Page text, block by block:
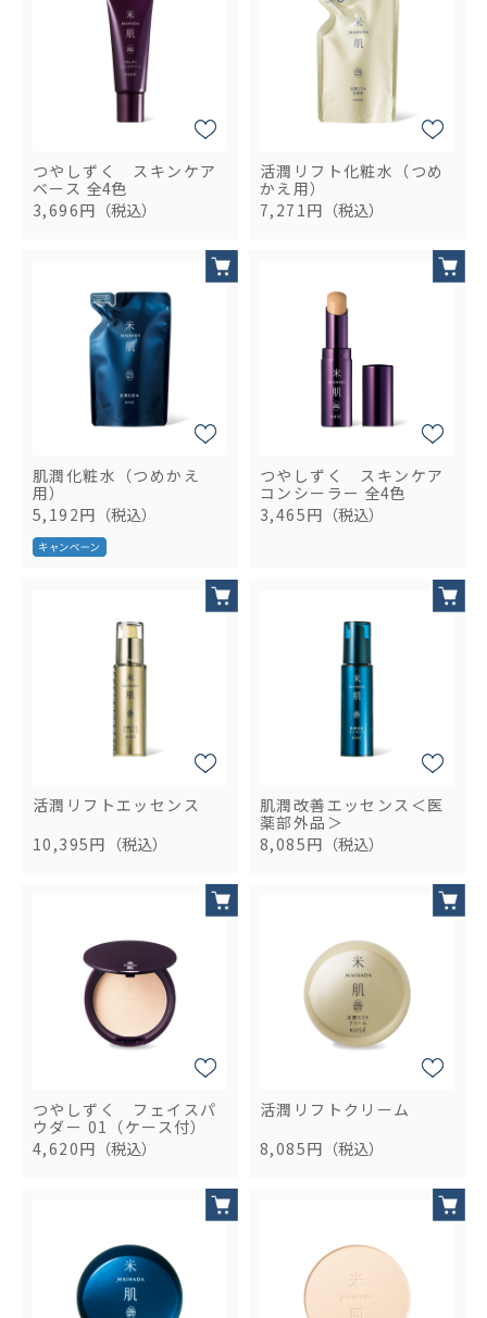
つやしずく スキンケア
ベース 全4色
3,696円 （税込）
活潤リフト化粧水（つめ
かえ用）
7,271円 （税込）
肌潤化粧水（つめかえ
用）
5,192円 （税込）
つやしずく スキンケア
コンシーラー 全4色
3,465円 （税込）
活潤リフトエッセンス
10,395円 （税込）
肌潤改善エッセンス＜医
薬部外品＞
8,085円 （税込）
つやしずく フェイスパ
ウダー 01（ケース付）
4,620円 （税込）
活潤リフトクリーム
8,085円 （税込）